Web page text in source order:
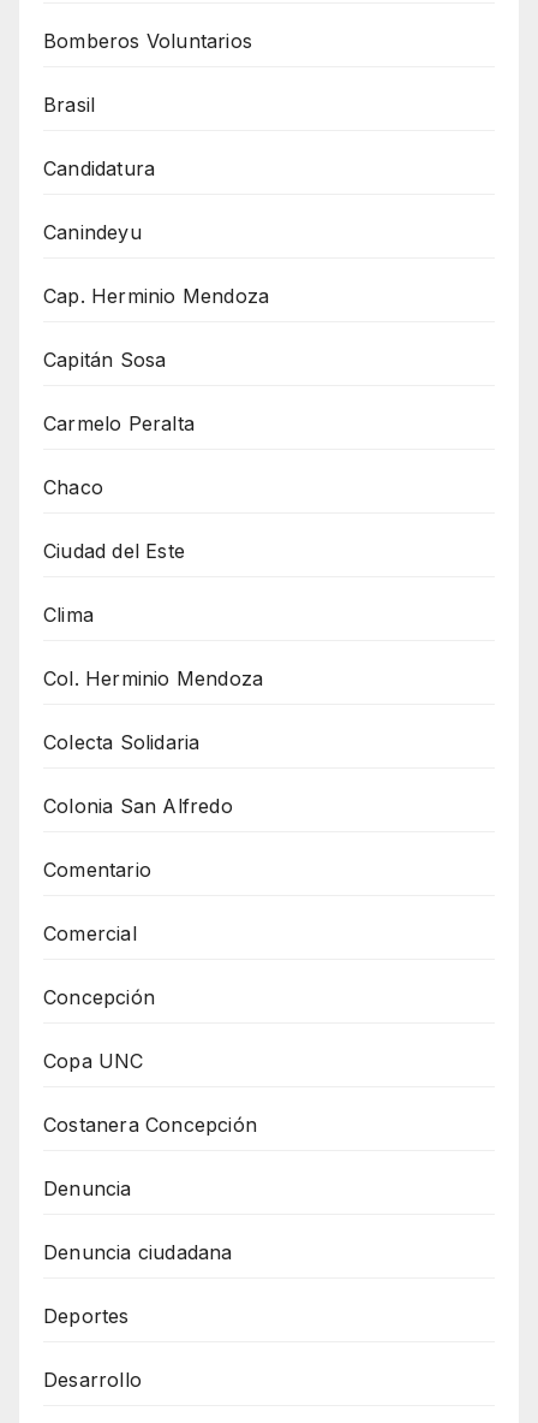
Bomberos Voluntarios
Brasil
Candidatura
Canindeyu
Cap. Herminio Mendoza
Capitán Sosa
Carmelo Peralta
Chaco
Ciudad del Este
Clima
Col. Herminio Mendoza
Colecta Solidaria
Colonia San Alfredo
Comentario
Comercial
Concepción
Copa UNC
Costanera Concepción
Denuncia
Denuncia ciudadana
Deportes
Desarrollo